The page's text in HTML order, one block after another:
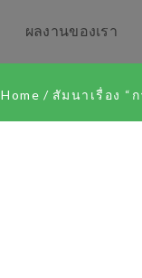
ผลงานของเรา
Home / สัมนาเรื่อง “